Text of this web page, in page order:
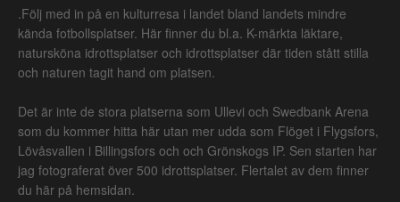
.Följ med in på en kulturresa i landet bland landets mindre
kända fotbollsplatser. Här finner du bl.a. K-märkta läktare,
natursköna idrottsplatser och idrottsplatser där tiden stått stilla
och naturen tagit hand om platsen.
Det är inte de stora platserna som Ullevi och Swedbank Arena
som du kommer hitta här utan mer udda som Flöget i Flygsfors,
Lövåsvallen i Billingsfors och och Grönskogs IP. Sen starten har
jag fotograferat över 500 idrottsplatser. Flertalet av dem finner
du här på hemsidan.